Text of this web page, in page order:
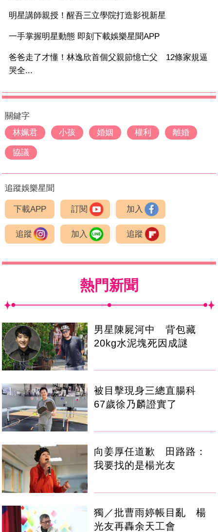
明星講師親授！醒吾三立學院打造影視新星
一手掌握明星動態 即刻下載娛樂星聞APP
爸爸走了才懂！林逸欣首個父親節憶亡父 12條家規逼
哭全...
關鍵字
林姵君
小孩 婚姻 權利 離婚
協議
追蹤娛樂星聞
下載APP 訂閱 加入
追蹤 加入 追蹤
熱門新聞
男星陳屍河中 背包藏
20kg水泥塊死因成謎
被目擊現身三總直腸科
67歲徐乃麟證實了
向姜厚任道歉 田路路：
我要找的是楊光友
獨／批曹雨婷帳目亂 楊
光友再轟余天工會